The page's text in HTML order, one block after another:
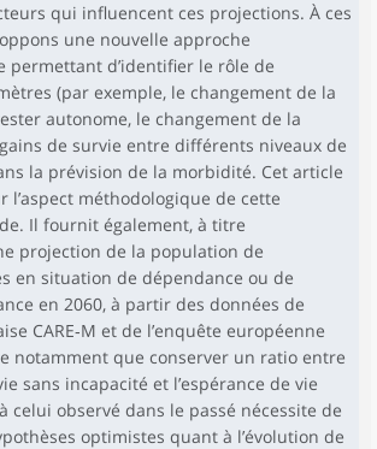
qui influencent ces projections. À ces
une nouvelle approche
permettant d’identifier le rôle de
(par exemple, le changement de la
autonome, le changement de la
de survie entre différents niveaux de
la prévision de la morbidité. Cet article
l’aspect méthodologique de cette
Il fournit également, à titre
projection de la population de
en situation de dépendance ou de
en 2060, à partir des données de
CARE‑M et de l’enquête européenne
notamment que conserver un ratio entre
sans incapacité et l’espérance de vie
celui observé dans le passé nécessite de
optimistes quant à l’évolution de